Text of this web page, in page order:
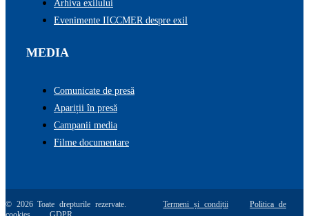
Arhiva exilului
Evenimente IICCMER despre exil
MEDIA
Comunicate de presă
Apariții în presă
Campanii media
Filme documentare
© 2026 Toate drepturile rezervate.Termeni și condiții
Politica de